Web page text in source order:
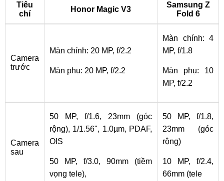
Tiêu
chí
Honor Magic V3
Samsung Z
Fold 6
Camera
trước
Màn chính: 20 MP, f/2.2
Màn phụ: 20 MP, f/2.2
Màn chính: 4
MP, f/1.8
Màn phụ: 10
MP, f/2.2
Camera
sau
50 MP, f/1.6, 23mm (góc
rộng), 1/1.56", 1.0µm, PDAF,
OIS
50 MP, f/3.0, 90mm (tiềm
vọng tele),
50 MP, f/1.8,
23mm (góc
rộng)
10 MP, f/2.4,
66mm (tele